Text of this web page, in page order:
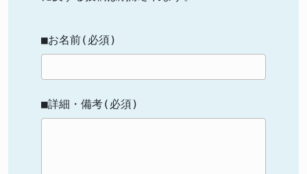
■お名前(必須)
■詳細・備考(必須)